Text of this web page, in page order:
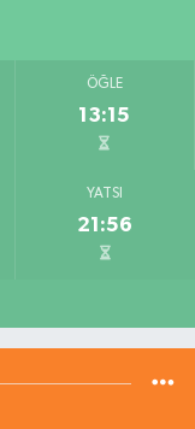
ÖĞLE
13:15
YATSI
21:56